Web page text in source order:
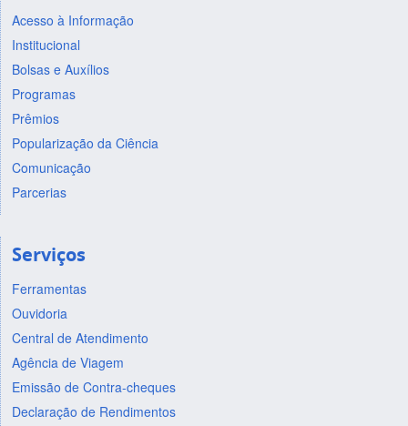
Acesso à Informação
Institucional
Bolsas e Auxílios
Programas
Prêmios
Popularização da Ciência
Comunicação
Parcerias
Serviços
Ferramentas
Ouvidoria
Central de Atendimento
Agência de Viagem
Emissão de Contra-cheques
Declaração de Rendimentos